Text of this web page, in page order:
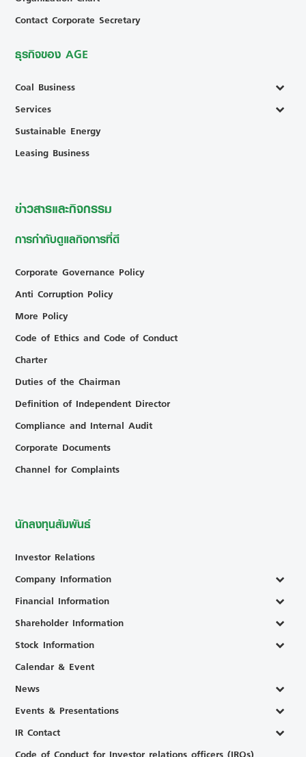
Contact Corporate Secretary
ธุรกิจของ AGE
Coal Business
Services
Sustainable Energy
Leasing Business
ข่าวสารและกิจกรรม
การกำกับดูแลกิจการที่ดี
Corporate Governance Policy
Anti Corruption Policy
More Policy
Code of Ethics and Code of Conduct
Charter
Duties of the Chairman
Definition of Independent Director
Compliance and Internal Audit
Corporate Documents
Channel for Complaints
นักลงทุนสัมพันธ์
Investor Relations
Company Information
Financial Information
Shareholder Information
Stock Information
Calendar & Event
News
Events & Presentations
IR Contact